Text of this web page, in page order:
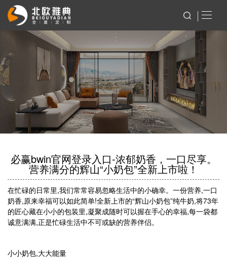
必赢bwin官网登录入口-浓郁奶香，一口尽享。
营养满分的辉山“小奶包”全新上市啦！
在忙碌的日常里,我们常常容易忽略生活中的小确幸。一份营养,一口
奶香,原来幸福可以如此简单!全新上市的“辉山小奶包”纯牛奶,将73年
的匠心藏在小小的包装里,凝聚成随时可以握在手心的幸福,每一袋都
诚意满满,正是忙碌生活中不可或缺的营养伴侣。
小小奶包,大大能量